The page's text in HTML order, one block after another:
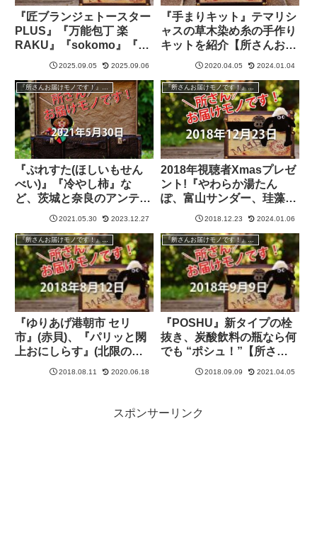
『匠ブランジェトースター
PLUS』『万能包丁 楽
RAKU』『sokomo』『猫
舌ふーふー』キッチングッ
ノです！】
2025.09.05 2025.09.06
『手まりキット』テマリシ
ャスの草木染め糸の手作り
キットを紹介【所さんお届
けモノです！】
2020.04.05 2024.01.04
『ぷれすた(ほしいもせん
べい)』『冷やし柿』な
ど、茨城と奈良のアンテナ
ショップからご当地スイー
ノです！】
2021.05.30 2023.12.27
『所さんお届けモノです！』過去の紹介品
2018年視聴者Xmasプレゼ
ント!『やわらか湯たん
ぽ、富山サンダー、珪藻土
バスマット、創作足袋、手
けモノです！】
2018.12.23 2024.01.06
『所さんお届けモノです！』過去の紹介品
『ゆりあげ港朝市 セリ
市』(赤貝)、『パリッと閖
上おにしらす』(北限のし
らす) 宮城県名取市【所さ
2018.08.11 2020.06.18
『所さんお届けモノです！』過去の紹介品
『POSHU』新タイプの栓
抜き、炭酸飲料の瓶なら何
でも “ポシュ！”【所さん
お届けモノです！】
2018.09.09 2021.04.05
スポンサーリンク